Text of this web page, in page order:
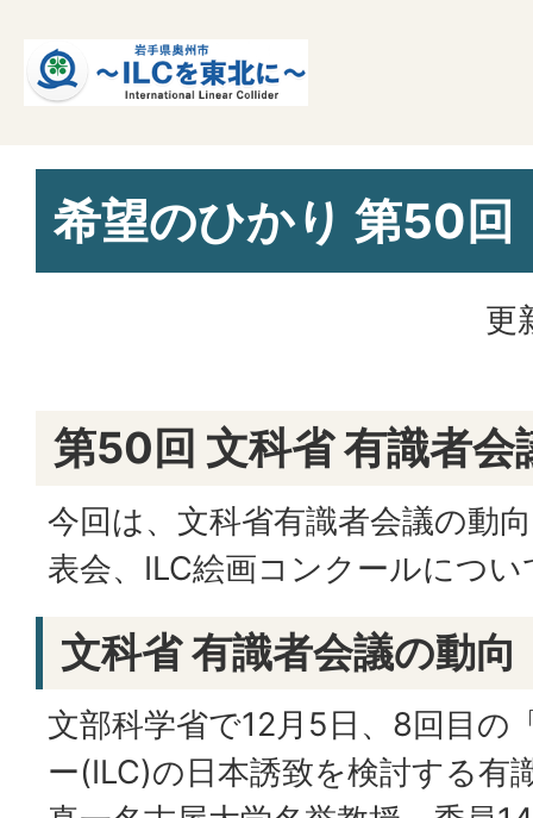
希望のひかり 第50回
更
第50回 文科省 有識者会
今回は、文科省有識者会議の動
表会、ILC絵画コンクールにつ
文科省 有識者会議の動向
文部科学省で12月5日、8回目の
ー(ILC)の日本誘致を検討する有